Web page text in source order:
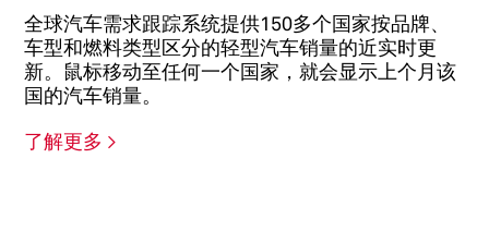
全球汽车需求跟踪系统提供150多个国家按品牌、
车型和燃料类型区分的轻型汽车销量的近实时更
新。鼠标移动至任何一个国家，就会显示上个月该
国的汽车销量。
了解更多 >